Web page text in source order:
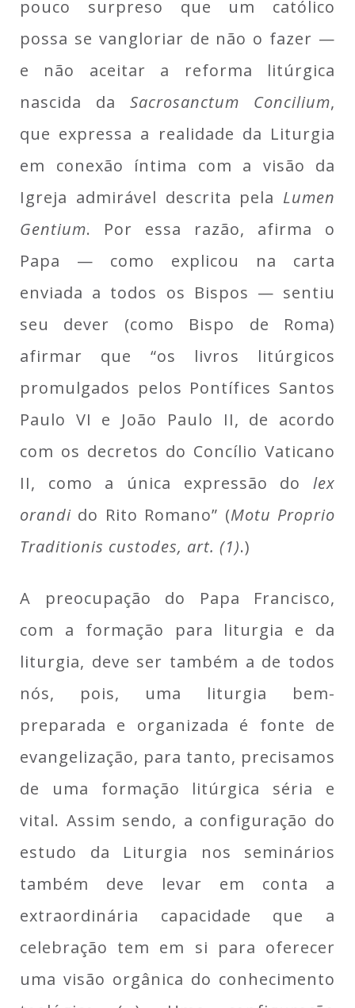
pouco surpreso que um católico
possa se vangloriar de não o fazer —
e não aceitar a reforma litúrgica
nascida da Sacrosanctum Concilium,
que expressa a realidade da Liturgia
em conexão íntima com a visão da
Igreja admirável descrita pela Lumen
Gentium. Por essa razão, afirma o
Papa — como explicou na carta
enviada a todos os Bispos — sentiu
seu dever (como Bispo de Roma)
afirmar que “os livros litúrgicos
promulgados pelos Pontífices Santos
Paulo VI e João Paulo II, de acordo
com os decretos do Concílio Vaticano
II, como a única expressão do lex
orandi do Rito Romano” (Motu Proprio
Traditionis custodes, art. (1).)
A preocupação do Papa Francisco,
com a formação para liturgia e da
liturgia, deve ser também a de todos
nós, pois, uma liturgia bem-
preparada e organizada é fonte de
evangelização, para tanto, precisamos
de uma formação litúrgica séria e
vital. Assim sendo, a configuração do
estudo da Liturgia nos seminários
também deve levar em conta a
extraordinária capacidade que a
celebração tem em si para oferecer
uma visão orgânica do conhecimento